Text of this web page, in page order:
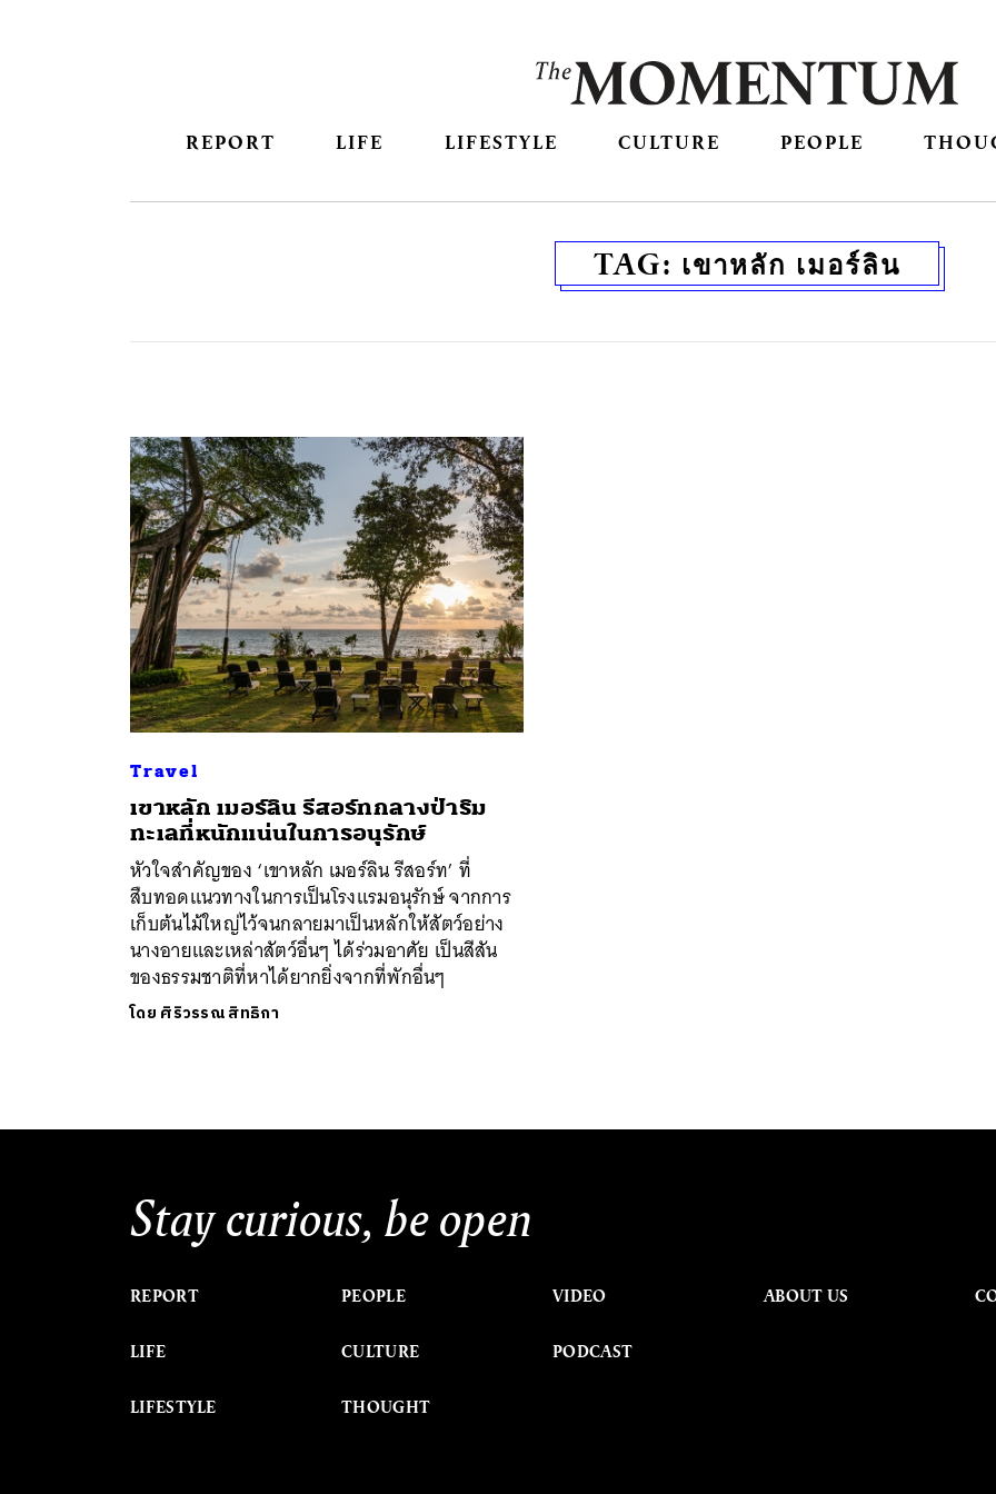
REPORT LIFE LIFESTYLE CULTURE PEOPLE
TAG: เขาหลัก เมอร์ลิน
Travel
เขาหลัก เมอร์ลิน รีสอร์ทกลางป่าริม
ทะเลที่หนักแน่นในการอนุรักษ์
หัวใจสำคัญของ ‘เขาหลัก เมอร์ลิน รีสอร์ท’ ที่
สืบทอดแนวทางในการเป็นโรงแรมอนุรักษ์ จากการ
เก็บต้นไม้ใหญ่ไว้จนกลายมาเป็นหลักให้สัตว์อย่าง
นางอายและเหล่าสัตว์อื่นๆ ได้ร่วมอาศัย เป็นสีสัน
ของธรรมชาติที่หาได้ยากยิ่งจากที่พักอื่นๆ
โดย ศิริวรรณ สิทธิกา
Stay curious, be open
REPORT
LIFE
LIFESTYLE
PEOPLE
CULTURE
THOUGHT
VIDEO
PODCAST
ABOUT US